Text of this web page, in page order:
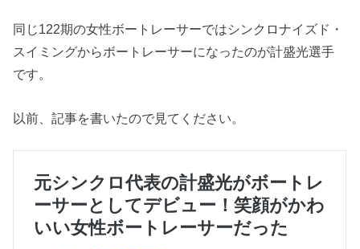
同じ122期の女性ボートレーサーではシンクロナイズド・
スイミングからボートレーサーになったのが計盛光選手
です。
以前、記事を書いたので見てください。